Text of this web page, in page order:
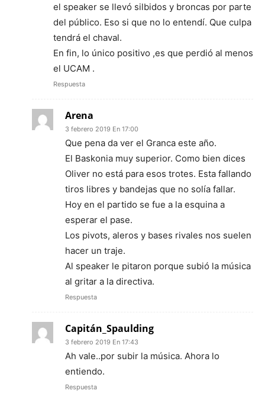
el speaker se llevó silbidos y broncas por parte
del público. Eso si que no lo entendí. Que culpa
tendrá el chaval.
En fin, lo único positivo ,es que perdió al menos
el UCAM .
Respuesta
Arena
3 febrero 2019 En 17:00
Que pena da ver el Granca este año.
El Baskonia muy superior. Como bien dices
Oliver no está para esos trotes. Esta fallando
tiros libres y bandejas que no solía fallar.
Hoy en el partido se fue a la esquina a
esperar el pase.
Los pivots, aleros y bases rivales nos suelen
hacer un traje.
Al speaker le pitaron porque subió la música
al gritar a la directiva.
Respuesta
Capitán_Spaulding
3 febrero 2019 En 17:43
Ah vale..por subir la música. Ahora lo
entiendo.
Respuesta